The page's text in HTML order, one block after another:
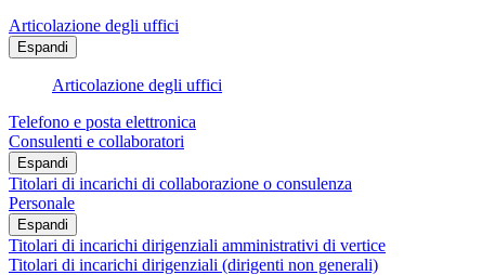
Articolazione degli uffici
Espandi
Articolazione degli uffici
Telefono e posta elettronica
Consulenti e collaboratori
Espandi
Titolari di incarichi di collaborazione o consulenza
Personale
Espandi
Titolari di incarichi dirigenziali amministrativi di vertice
Titolari di incarichi dirigenziali (dirigenti non generali)